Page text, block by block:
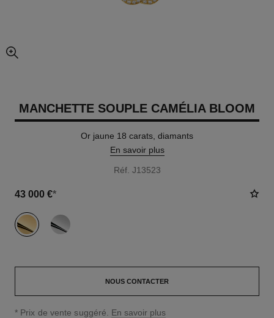
agrandissement
MANCHETTE SOUPLE CAMÉLIA BLOOM
Or jaune 18 carats, diamants
En savoir plus
Réf. J13523
43 000 €*
variante (2)
NOUS CONTACTER
↩
* Prix de vente suggéré. En savoir plus